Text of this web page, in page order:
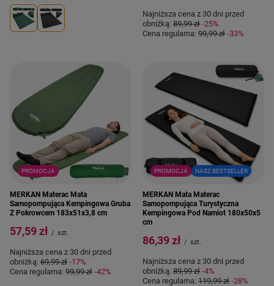
Najniższa cena z 30 dni przed
obniżką: 89,99 zł -25%
Cena regularna: 99,99 zł -33%
PROMOCJA
MERKAN Materac Mata
Samopompująca Kempingowa Gruba
Z Pokrowcem 183x51x3,8 cm
57,59 zł / szt.
Najniższa cena z 30 dni przed
obniżką: 69,99 zł -17%
Cena regularna: 99,99 zł -42%
PROMOCJA NASZ BESTSELLER
MERKAN Mata Materac
Samopompująca Turystyczna
Kempingowa Pod Namiot 180x50x5
cm
86,39 zł / szt.
Najniższa cena z 30 dni przed
obniżką: 89,99 zł -4%
Cena regularna: 119,99 zł -28%